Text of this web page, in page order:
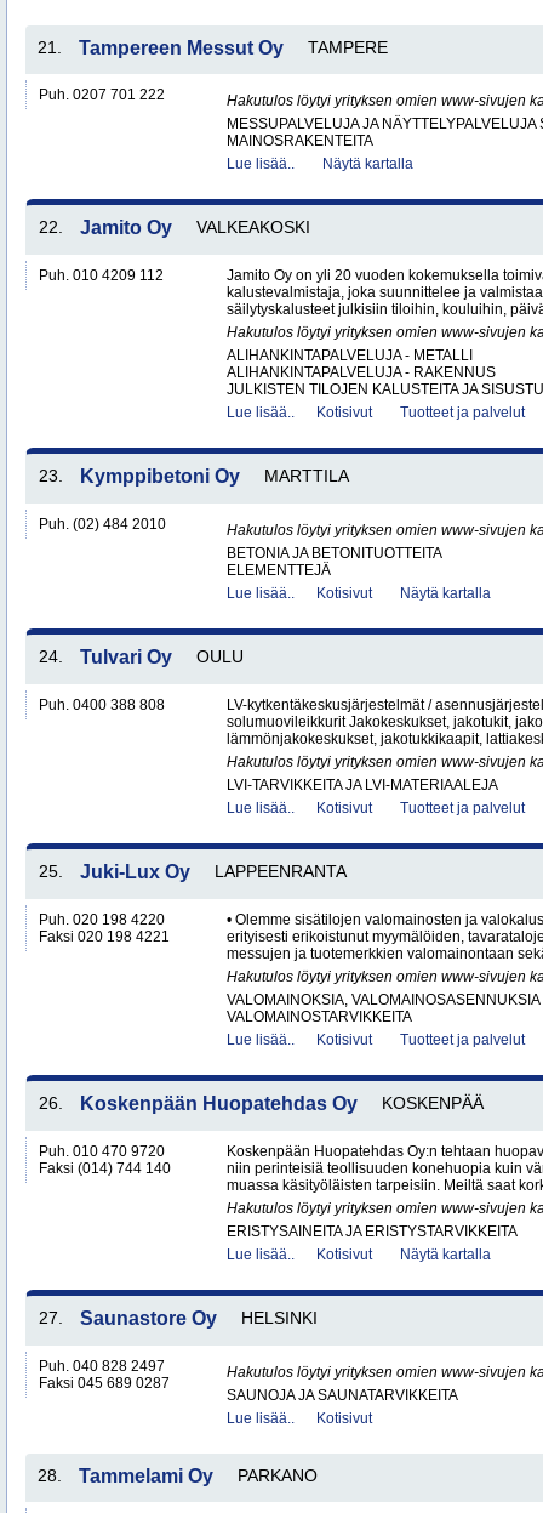
21. Tampereen Messut Oy TAMPERE
Puh. 0207 701 222
Hakutulos löytyi yrityksen omien www-sivujen
MESSUPALVELUJA JA NÄYTTELYPALVELUJA
MAINOSRAKENTEITA
Lue lisää..
Näytä kartalla
22. Jamito Oy VALKEAKOSKI
Puh. 010 4209 112
Jamito Oy on yli 20 vuoden kokemuksella
kalustevalmistaja, joka suunnittelee ja
säilytyskalusteet julkisiin tiloihin, kouluihin,
Hakutulos löytyi yrityksen omien www-sivujen
ALIHANKINTAPALVELUJA - METALLI
ALIHANKINTAPALVELUJA - RAKENNUS
JULKISTEN TILOJEN KALUSTEITA JA
Lue lisää..
Kotisivut Tuotteet ja palvelut
23. Kymppibetoni Oy MARTTILA
Puh. (02) 484 2010
Hakutulos löytyi yrityksen omien www-sivujen
BETONIA JA BETONITUOTTEITA
ELEMENTTEJÄ
Lue lisää..
Kotisivut Näytä kartalla
24. Tulvari Oy OULU
Puh. 0400 388 808
LV-kytkentäkeskusjärjestelmät /
solumuovileikkurit Jakokeskukset, jakotukit,
lämmönjakokeskukset, jakotukkikaapit,
Hakutulos löytyi yrityksen omien www-sivujen
LVI-TARVIKKEITA JA LVI-MATERIAALEJA
Lue lisää..
Kotisivut Tuotteet ja palvelut
25. Juki-Lux Oy LAPPEENRANTA
Puh. 020 198 4220
Faksi 020 198 4221
• Olemme sisätilojen valomainosten ja
erityisesti erikoistunut myymälöiden,
messujen ja tuotemerkkien valomainontaan
Hakutulos löytyi yrityksen omien www-sivujen
VALOMAINOKSIA, VALOMAINOSASENNUKSIA
VALOMAINOSTARVIKKEITA
Lue lisää..
Kotisivut Tuotteet ja palvelut
26. Koskenpään Huopatehdas Oy KOSKENPÄÄ
Puh. 010 470 9720
Faksi (014) 744 140
Koskenpään Huopatehdas Oy:n tehtaan
niin perinteisiä teollisuuden konehuopia kuin
muassa käsityöläisten tarpeisiin. Meiltä saat
Hakutulos löytyi yrityksen omien www-sivujen
ERISTYSAINEITA JA ERISTYSTARVIKKEITA
Lue lisää..
Kotisivut Näytä kartalla
27. Saunastore Oy HELSINKI
Puh. 040 828 2497
Faksi 045 689 0287
Hakutulos löytyi yrityksen omien www-sivujen
SAUNOJA JA SAUNATARVIKKEITA
Lue lisää..
Kotisivut
28. Tammelami Oy PARKANO